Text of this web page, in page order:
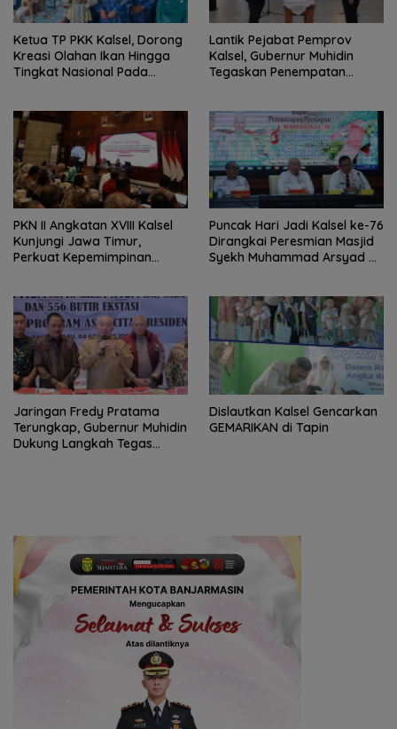
Ketua TP PKK Kalsel, Dorong
Kreasi Olahan Ikan Hingga
Tingkat Nasional Pada
Lantik Pejabat Pemprov
Kalsel, Gubernur Muhidin
Tegaskan Penempatan
PKN II Angkatan XVIII Kalsel
Kunjungi Jawa Timur,
Perkuat Kepemimpinan
Puncak Hari Jadi Kalsel ke-76
Dirangkai Peresmian Masjid
Syekh Muhammad Arsyad Al
Jaringan Fredy Pratama
Terungkap, Gubernur Muhidin
Dukung Langkah Tegas
Dislautkan Kalsel Gencarkan
GEMARIKAN di Tapin